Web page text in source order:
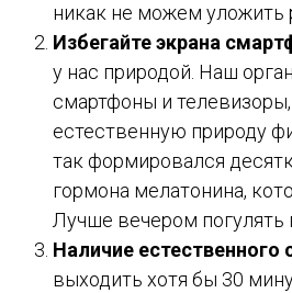
никак не можем уложить
Избегайте экрана
у нас природой. Наш
смартфоны и
естественную природу
так формировался
гормона мелатонина,
Лучше вечером
Наличие естественного
выходить хотя бы 30